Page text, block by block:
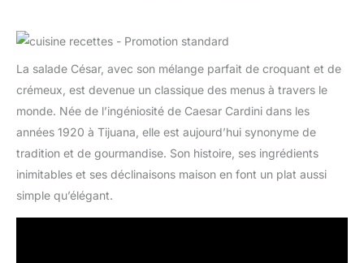
La salade César, avec son mélange parfait de croquant et de
crémeux, est devenue un classique des menus à travers le
monde. Née de l’ingéniosité de Caesar Cardini dans les
années 1920 à Tijuana, elle est aujourd’hui synonyme de
tradition et de gourmandise. Son histoire, ses ingrédients
inimitables et ses déclinaisons maison en font un plat aussi
simple qu’élégant.